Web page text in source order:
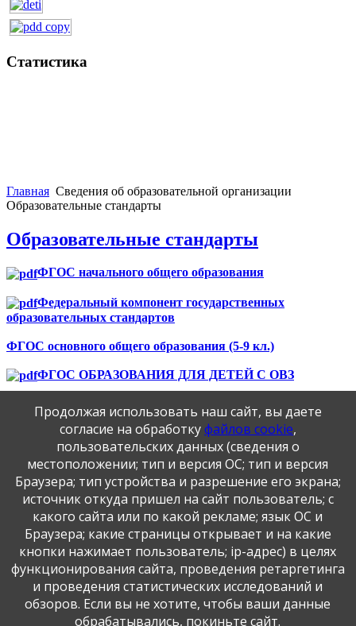
Статистика
Главная Сведения об образовательной организации
Образовательные стандарты
Образовательные стандарты
ФГОС начального общего образования
Федеральный компонент государственных
образовательных стандартов
ФГОС основного общего образования (5-9 кл.)
ФГОС ОБРАЗОВАНИЯ ДЛЯ ДЕТЕЙ С ОВЗ
Информация об обеспечении возможности получения
образования инвалидами и лицами с ограниченными
возможностями здоровья
Публикация персональных данных, в том числе
фотографий, производится в соответствии с
Федеральным законом от 27.07.2006 г. № 152-ФЗ " О
персональных данных", с согласия субъекта персональных
данных".
Продолжая использовать наш сайт, вы даете
согласие на обработкуфайлов cookie,
пользовательских данных (сведения о
местоположении; тип и версия ОС; тип и версия
Браузера; тип устройства и разрешение его экрана;
источник откуда пришел на сайт пользователь; с
какого сайта или по какой рекламе; язык ОС и
Браузера; какие страницы открывает и на какие
кнопки нажимает пользователь; ip-адрес) в целях
функционирования сайта, проведения ретаргетинга
и проведения статистических исследований и
обзоров. Если вы не хотите, чтобы ваши данные
обрабатывались, покиньте сайт.